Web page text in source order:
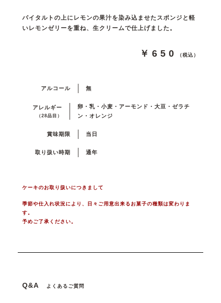
パイタルトの上にレモンの果汁を染み込ませたスポンジと軽
いレモンゼリーを重ね、生クリームで仕上げました。
￥650 （税込）
アルコール 無
アレルギー
（28品目）
卵・乳・小麦・アーモンド・大豆・ゼラチ
ン・オレンジ
賞味期限 当日
取り扱い時期 通年
ケーキのお取り扱いにつきまして
季節や仕入れ状況により、日々ご用意出来るお菓子の種類は変わりま
す。
予めご了承ください。
Q&A よくあるご質問